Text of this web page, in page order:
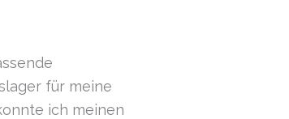
für meine
ich meinen